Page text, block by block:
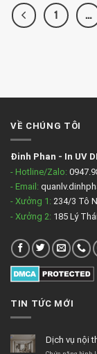
1 …
VỀ CHÚNG TÔI
Đinh Phan - In UV
- Hotline/Zalo:
- Email:
- Xưởng 1: 234/3 Tô
- Xưởng 2: 185 Lý
TIN TỨC MỚI
Dịch vụ nội